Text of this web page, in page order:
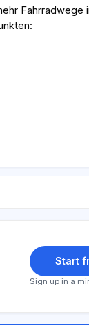
Fahrradwege
Start
Sign up in a